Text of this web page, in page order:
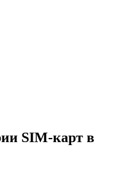
SIM-карт в